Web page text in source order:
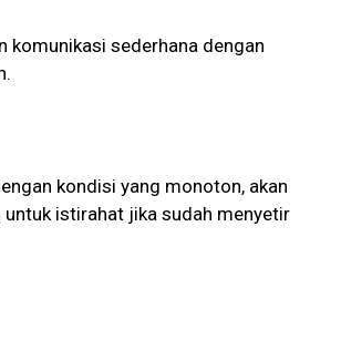
komunikasi sederhana dengan
kondisi yang monoton, akan
istirahat jika sudah menyetir